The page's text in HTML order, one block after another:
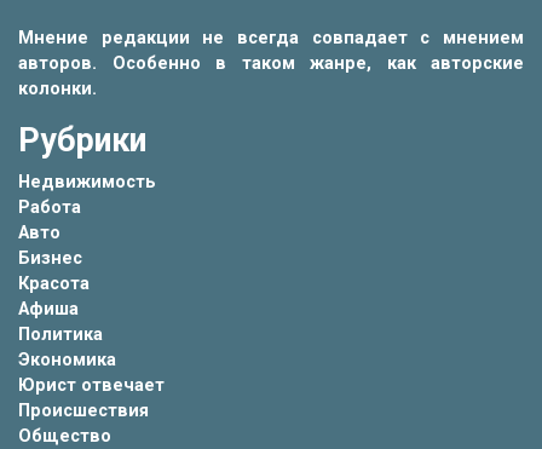
Мнение редакции не всегда совпадает с мнением
авторов. Особенно в таком жанре, как авторские
колонки.
Рубрики
Недвижимость
Работа
Авто
Бизнес
Красота
Афиша
Политика
Экономика
Юрист отвечает
Происшествия
Общество